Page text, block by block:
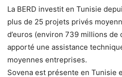
La BERD investit en Tunisie
plus de 25 projets privés
d’euros (environ 739 millions de
apporté une assistance
moyennes entreprises.
Sovena est présente en Tunisie